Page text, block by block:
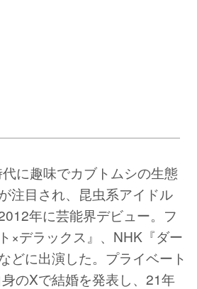
に趣味でカブトムシの生態
注目され、昆虫系アイドル
年に芸能界デビュー。フ
×デラックス』、NHK『ダー
どに出演した。プライベート
のXで結婚を発表し、21年